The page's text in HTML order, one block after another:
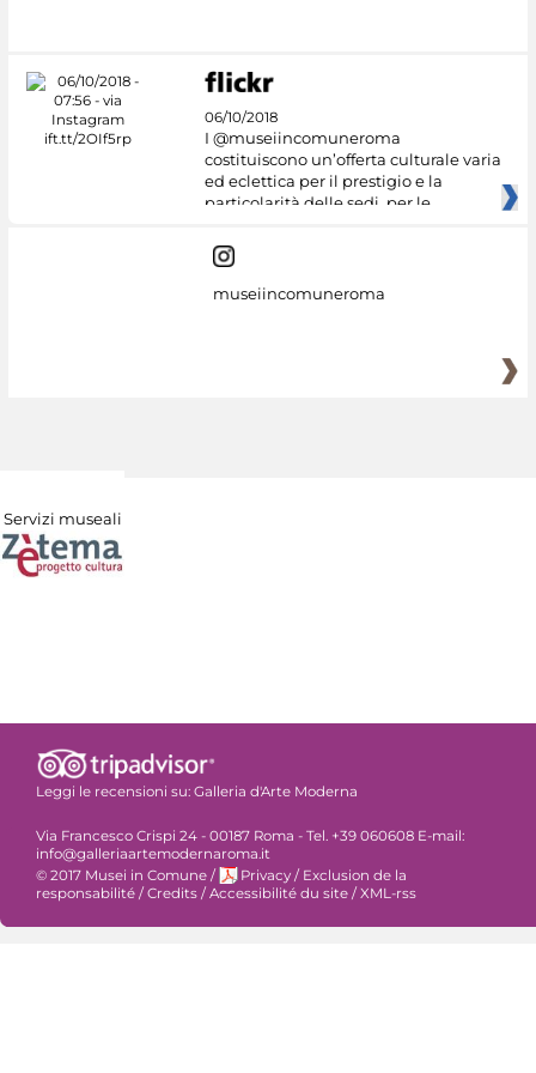
06/10/2018
I @museiincomuneroma
costituiscono un’offerta culturale varia
ed eclettica per il prestigio e la
particolarità delle sedi, per le
museiincomuneroma
Servizi museali
Leggi le recensioni su: Galleria d'Arte Moderna
Via Francesco Crispi 24 - 00187 Roma - Tel. +39 060608 E-mail:
info@galleriaartemodernaroma.it
© 2017 Musei in Comune / Privacy / Exclusion de la
responsabilité / Credits / Accessibilité du site / XML-rss